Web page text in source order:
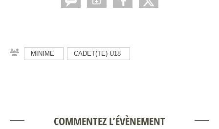
MINIME CADET(TE) U18
COMMENTEZ L’ÉVÈNEMENT